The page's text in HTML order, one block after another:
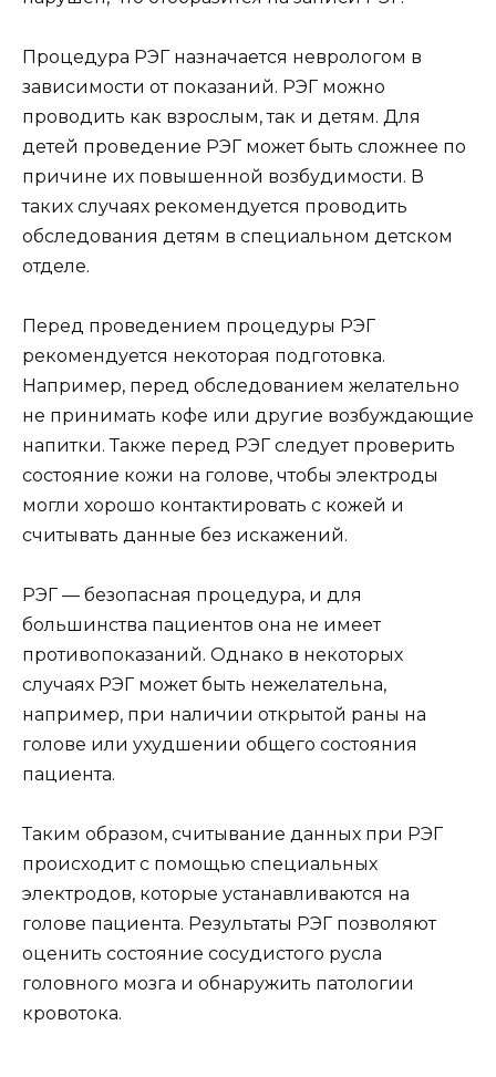
Процедура РЭГ назначается неврологом в
зависимости от показаний. РЭГ можно
проводить как взрослым, так и детям. Для
детей проведение РЭГ может быть сложнее по
причине их повышенной возбудимости. В
таких случаях рекомендуется проводить
обследования детям в специальном детском
отделе.
Перед проведением процедуры РЭГ
рекомендуется некоторая подготовка.
Например, перед обследованием желательно
не принимать кофе или другие возбуждающие
напитки. Также перед РЭГ следует проверить
состояние кожи на голове, чтобы электроды
могли хорошо контактировать с кожей и
считывать данные без искажений.
РЭГ — безопасная процедура, и для
большинства пациентов она не имеет
противопоказаний. Однако в некоторых
случаях РЭГ может быть нежелательна,
например, при наличии открытой раны на
голове или ухудшении общего состояния
пациента.
Таким образом, считывание данных при РЭГ
происходит с помощью специальных
электродов, которые устанавливаются на
голове пациента. Результаты РЭГ позволяют
оценить состояние сосудистого русла
головного мозга и обнаружить патологии
кровотока.